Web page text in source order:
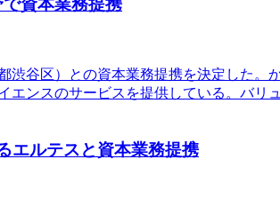
資本業務提携
谷区）との資本業務提携を決定した
ンスのサービスを提供している。バ
エルテスと資本業務提携